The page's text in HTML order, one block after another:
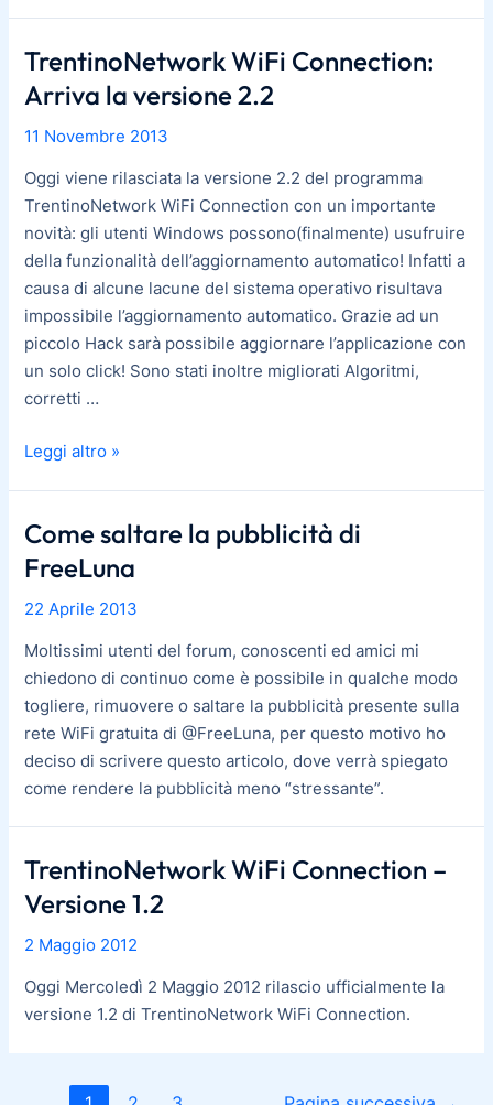
TrentinoNetwork WiFi Connection:
Arriva la versione 2.2
11 Novembre 2013
Oggi viene rilasciata la versione 2.2 del programma
TrentinoNetwork WiFi Connection con un importante
novità: gli utenti Windows possono(finalmente) usufruire
della funzionalità dell’aggiornamento automatico! Infatti a
causa di alcune lacune del sistema operativo risultava
impossibile l’aggiornamento automatico. Grazie ad un
piccolo Hack sarà possibile aggiornare l’applicazione con
un solo click! Sono stati inoltre migliorati Algoritmi,
corretti …
TrentinoNetwork
WiFi
Connection:
Arriva
versione
Leggi altro »
Come saltare la pubblicità di
FreeLuna
22 Aprile 2013
Moltissimi utenti del forum, conoscenti ed amici mi
chiedono di continuo come è possibile in qualche modo
togliere, rimuovere o saltare la pubblicità presente sulla
rete WiFi gratuita di @FreeLuna, per questo motivo ho
deciso di scrivere questo articolo, dove verrà spiegato
come rendere la pubblicità meno “stressante”.
TrentinoNetwork WiFi Connection –
Versione 1.2
2 Maggio 2012
Oggi Mercoledì 2 Maggio 2012 rilascio ufficialmente la
versione 1.2 di TrentinoNetwork WiFi Connection.